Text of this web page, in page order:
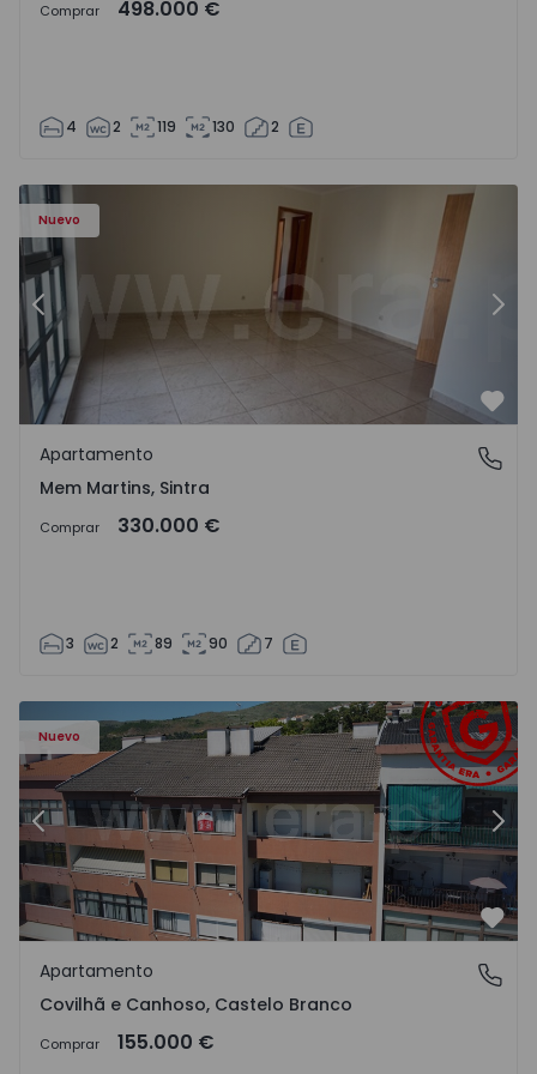
Comprar 498.000 €
4 2 119 130 2
Nuevo
- 15
Apartamento T3 Sintra, Algueirão-Mem Martins -
Anterior
Mem Martins, Sintra
Apartamento
Mem Martins, Sintra
Comprar 330.000 €
3 2 89 90 7
Nuevo
- 18
Apartamento T2 Covilhã, Covilhã e Canhoso - 1497806 -
Anterior
Covilhã e Canhoso, Castelo Branco
Apartamento
Covilhã e Canhoso, Castelo Branco
Comprar 155.000 €